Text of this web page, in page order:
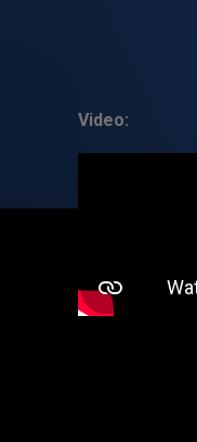
Video: